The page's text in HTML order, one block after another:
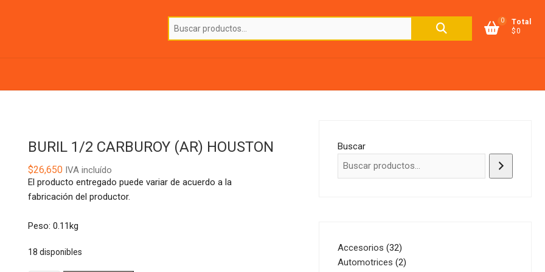
Buscar
0
Total
$0
BURIL 1/2 CARBUROY (AR) HOUSTON
$26,650 IVA incluído
El producto entregado puede variar de acuerdo a la
fabricación del productor.
Peso: 0.11kg
18 disponibles
Buscar
Accesorios 3232
productos
Automotrices 22